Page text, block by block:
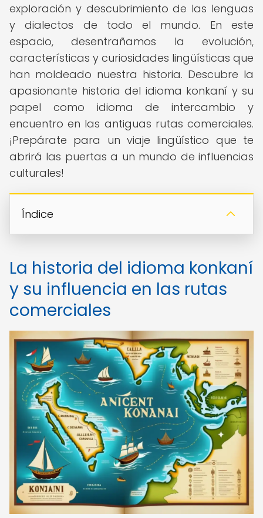
exploración y descubrimiento de las lenguas
y dialectos de todo el mundo. En este
espacio, desentrañamos la evolución,
características y curiosidades lingüísticas que
han moldeado nuestra historia. Descubre la
apasionante historia del idioma konkaní y su
papel como idioma de intercambio y
encuentro en las antiguas rutas comerciales.
¡Prepárate para un viaje lingüístico que te
abrirá las puertas a un mundo de influencias
culturales!
Índice
La historia del idioma konkaní
y su influencia en las rutas
comerciales